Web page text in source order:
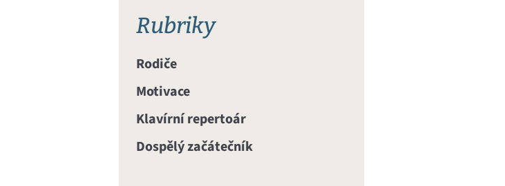
Rubriky
Rodiče
Motivace
Klavírní repertoár
Dospělý začátečník